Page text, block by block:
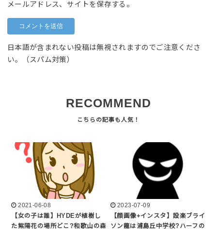
メールアドレス、サイトを保存する。
日本語が含まれない投稿は無視されますのでご注意くださ
い。（スパム対策）
RECOMMEND
2021-06-08
【女の子は誰】HYDEが植樹し
た紫陽花の場所どこ?和歌山の森
2023-07-09
【顔画像+インスタ】設楽ブライ
ソン龍は浦島丘中学校?ハーフの